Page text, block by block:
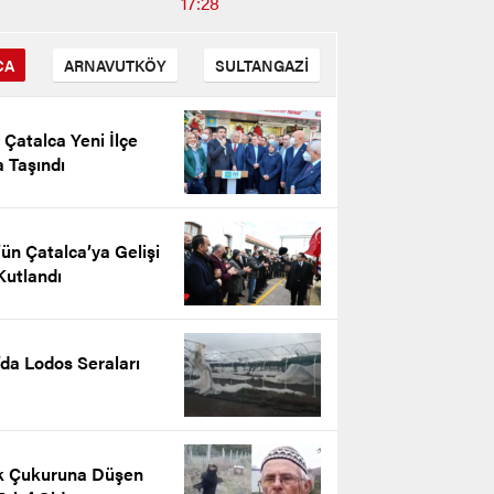
Kantarkıran’ın 10 Kasım
Anma Günü Mesajı
ARNAVUTKÖY SULTANGAZİ
Yeni İlçe
Çatalca’ya Gelişi
Lodos Seraları
Çukuruna Düşen